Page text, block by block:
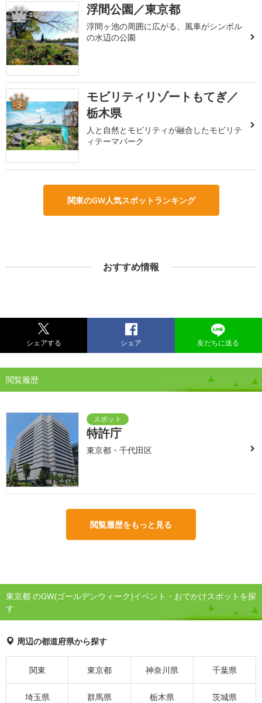
2 浮間公園／東京都
浮間ヶ池の周囲に広がる、風車がシンボル
の水辺の公園
3
モビリティリゾートもてぎ／
栃木県
人と自然とモビリティが融合したモビリテ
ィテーマパーク
関東のGW人気スポットランキング
おすすめ情報
シェアする シェア 友だちに送る
閲覧履歴
特許庁
東京都・千代田区
閲覧履歴をもっと見る
東京都 のGW(ゴールデンウィーク)イベント・おでかけスポットを探
す
周辺の都道府県から探す
関東 東京都 神奈川県 千葉県
埼玉県 群馬県 栃木県 茨城県